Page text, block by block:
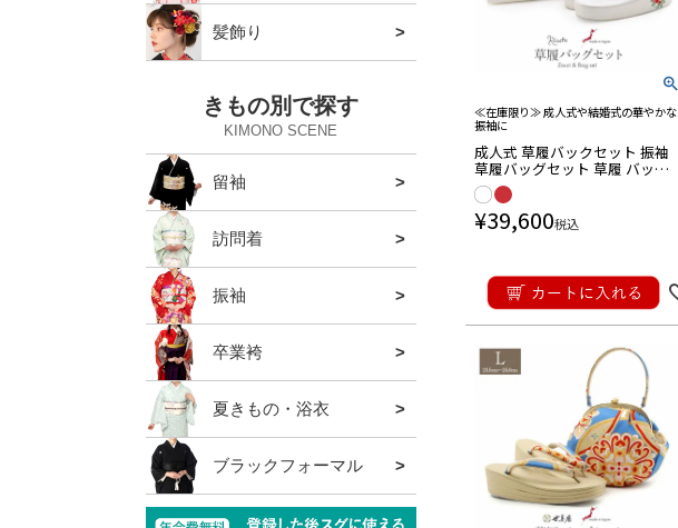
髪飾り ブランド髪飾り
きもの別で探す
KIMONO SCENE
留袖 全ての留袖用
草履バッグセット
バッグ
帯締め・帯揚げ
髪飾り
訪問着 全ての訪問着用
草履バッグセット
帯締め・帯揚げ
半衿・重ね衿
振袖 全ての振袖商品
草履バッグセット
帯揚げ・しごき
卒業袴 全ての卒業袴商品
草履バッグセット
袴単品
重ね衿
髪飾り
バッグ・巾着
夏きもの・浴衣
夏のバッグ・巾着・かご
ブラックフォーマル
全てのブラックフォーマ
≪在庫限り≫ 成人式や結婚式の華やかな
振袖に
成人式 草履バックセット 振袖
草履バッグセット 草履 バッグ
フリー L レッド ホワイト 合成
皮革 エナメル 1枚芯 日本製
¥39,600税込